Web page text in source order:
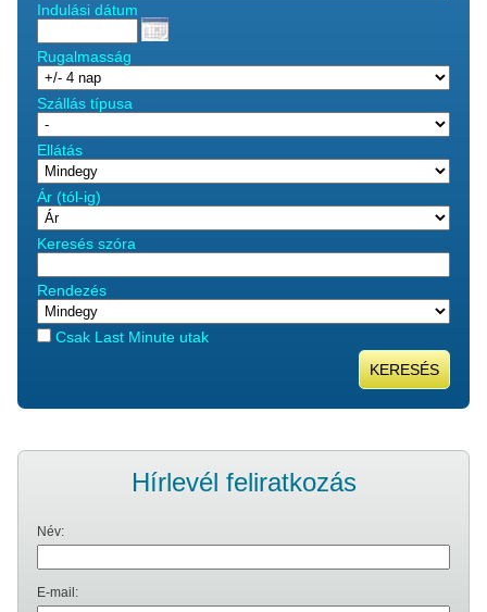
Indulási dátum
Rugalmasság
Szállás típusa
Ellátás
Ár (tól-ig)
Keresés szóra
Rendezés
Csak Last Minute utak
KERESÉS
Hírlevél feliratkozás
Név:
E-mail: